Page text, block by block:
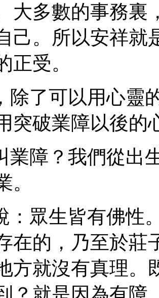
大多數的事務裏
己。所以安祥就
正受。
除了可以用心靈
突破業障以後的
業障？我們從出
。
：眾生皆有佛性
在的，乃至於莊
方就沒有真理。